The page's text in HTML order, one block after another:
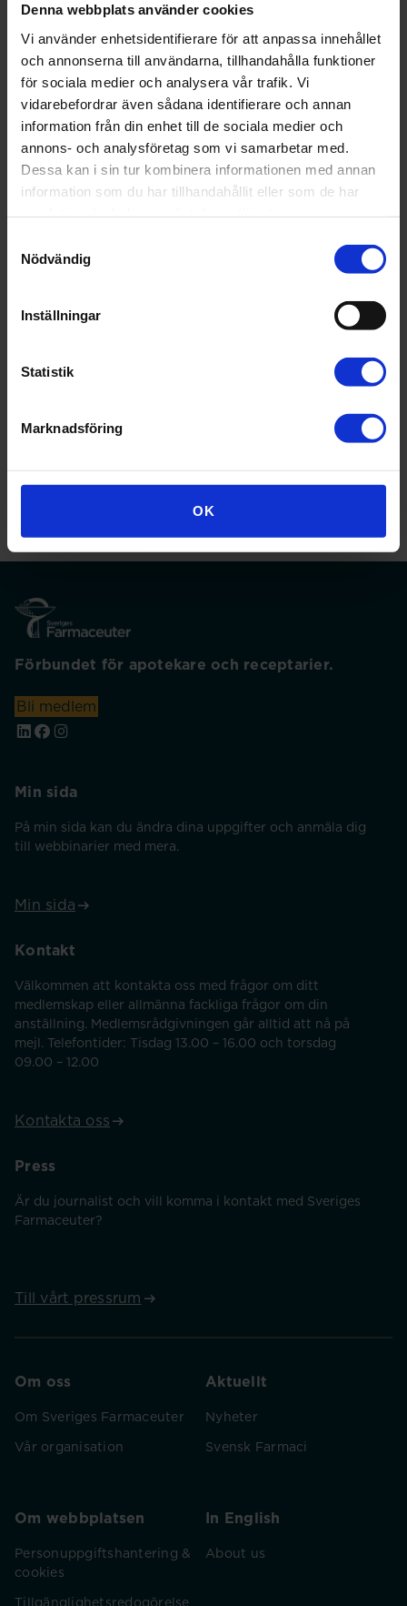
Denna webbplats använder cookies
Vi använder enhetsidentifierare för att anpassa innehållet
och annonserna till användarna, tillhandahålla funktioner
för sociala medier och analysera vår trafik. Vi
vidarebefordrar även sådana identifierare och annan
information från din enhet till de sociala medier och
annons- och analysföretag som vi samarbetar med.
Dessa kan i sin tur kombinera informationen med annan
information som du har tillhandahållit eller som de har
Nödvändig
Inställningar
Statistik
Marknadsföring
OK
Förbundsdirektör Martin Östberg, liggande bild (.jpg)
Förbundsdirektör Martin Östberg, stående bild (.jpg)
Förhandlingschef, Annika Hage Nederström
Förhandlingschef Annika Hage Nederström, liggande bild
(.jpg)
Förhandlingschef Annika Hage Nederström, liggande bild
(.jpg)
Liggande
Liggande, digitalt bruk (.png)
Stående, digitalt bruk (.png)
Förbundet för apotekare och receptarier.
Bli medlem
Min sida
På min sida kan du ändra dina uppgifter och anmäla dig
till webbinarier med mera.
Min sida
Kontakt
Välkommen att kontakta oss med frågor om ditt
medlemskap eller allmänna fackliga frågor om din
anställning. Medlemsrådgivningen går alltid att nå på
mejl. Telefontider: Tisdag 13.00 – 16.00 och torsdag
09.00 – 12.00
Kontakta oss
Press
Är du journalist och vill komma i kontakt med Sveriges
Farmaceuter?
Till vårt pressrum
Om oss
Om Sveriges Farmaceuter
Vår organisation
Aktuellt
Nyheter
Svensk Farmaci
Om webbplatsen
Personuppgiftshantering &
cookies
Tillgänglighetsredogörelse
In English
About us